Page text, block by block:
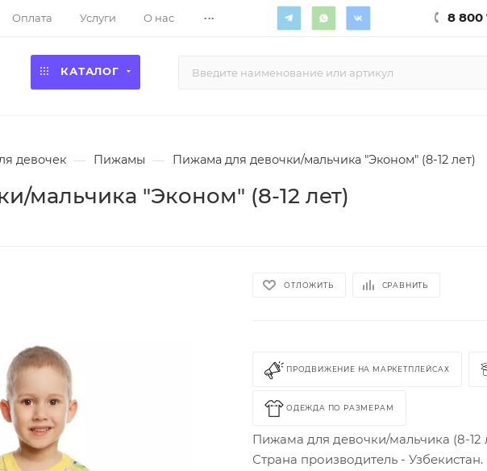
Оплата Услуги О нас ... 8 800
КАТАЛОГ
девочек — Пижамы — Пижама для девочки/мальчика "Эконом" (8-12 лет)
мальчика "Эконом" (8-12 лет)
ОТЛОЖИТЬ СРАВНИТЬ
ПРОДВИЖЕНИЕ НА МАРКЕТПЛЕЙСАХ
ОДЕЖДА ПО РАЗМЕРАМ
Пижама для девочки/мальчика (8-12
Страна производитель - Узбекистан.